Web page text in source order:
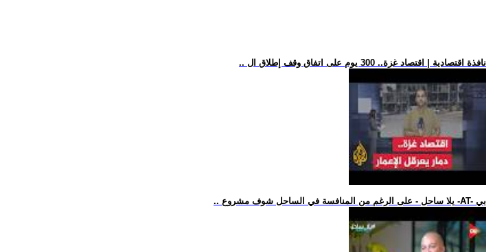
.. نافذة اقتصادية | اقتصاد غزة.. 300 يوم على اتفاق وقف إطلاق ال
.. يلا ساحل - على الرغم من المنافسة في الساحل شوف مشروع -AT- بي